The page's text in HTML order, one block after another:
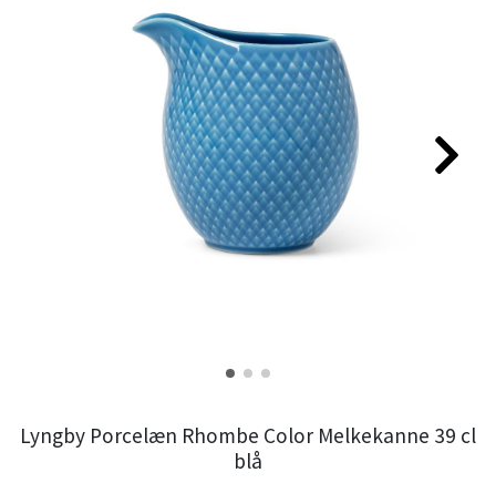
Lyngby Porcelæn Rhombe Color Melkekanne 39 cl
blå